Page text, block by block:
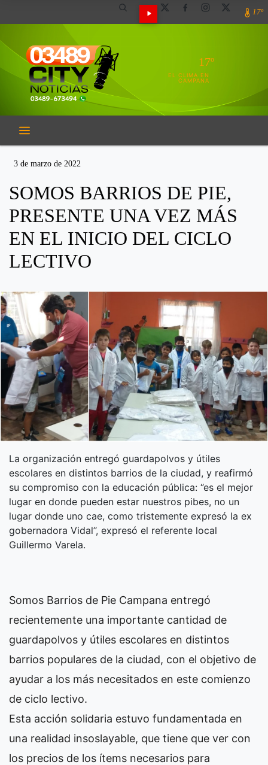
17º
17º
EL CLIMA EN
CAMPANA
3 de marzo de 2022
SOMOS BARRIOS DE PIE,
PRESENTE UNA VEZ MÁS
EN EL INICIO DEL CICLO
LECTIVO
La organización entregó guardapolvos y útiles
escolares en distintos barrios de la ciudad, y reafirmó
su compromiso con la educación pública: ‘’es el mejor
lugar en donde pueden estar nuestros pibes, no un
lugar donde uno cae, como tristemente expresó la ex
gobernadora Vidal’’, expresó el referente local
Guillermo Varela.
Somos Barrios de Pie Campana entregó
recientemente una importante cantidad de
guardapolvos y útiles escolares en distintos
barrios populares de la ciudad, con el objetivo de
ayudar a los más necesitados en este comienzo
de ciclo lectivo.
Esta acción solidaria estuvo fundamentada en
una realidad insoslayable, que tiene que ver con
los precios de los ítems necesarios para